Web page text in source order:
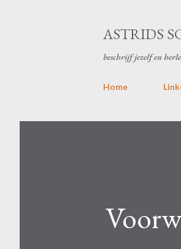
ASTRIDS
beschrijf jezelf en
Home